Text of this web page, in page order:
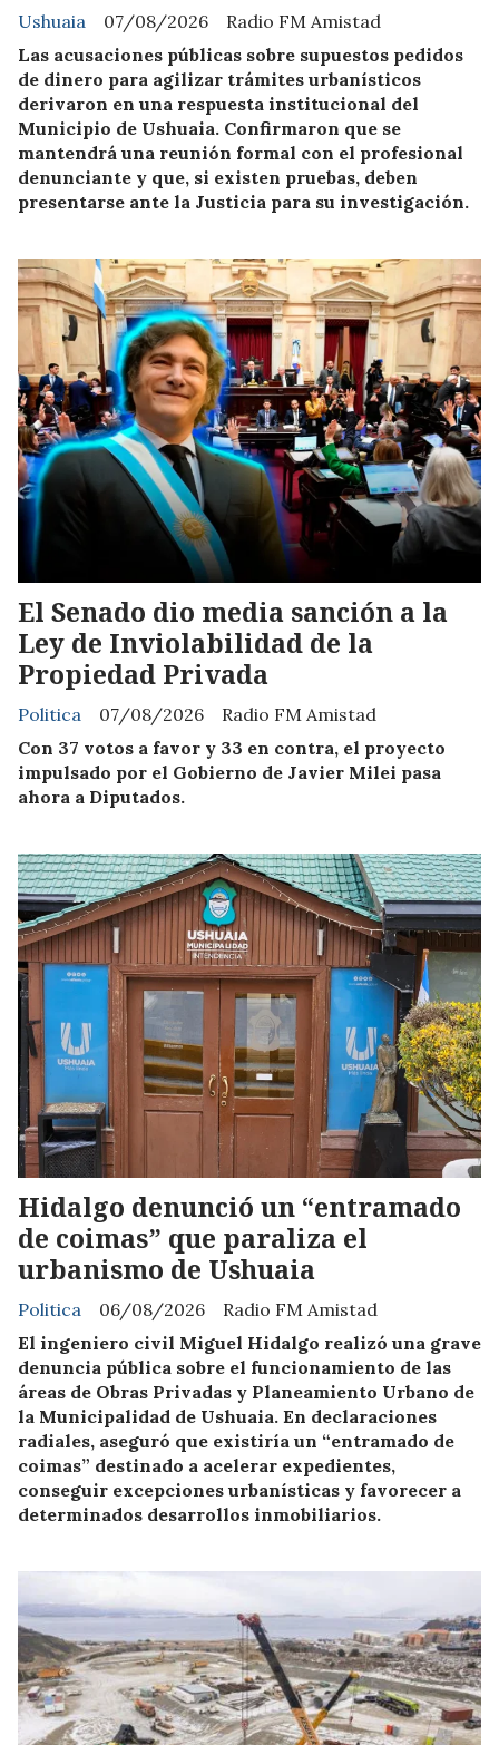
Radio FM Amistad
Ushuaia
07/08/2026
Las acusaciones públicas sobre supuestos pedidos
de dinero para agilizar trámites urbanísticos
derivaron en una respuesta institucional del
Municipio de Ushuaia. Confirmaron que se
mantendrá una reunión formal con el profesional
denunciante y que, si existen pruebas, deben
presentarse ante la Justicia para su investigación.
El Senado dio media sanción a la
Ley de Inviolabilidad de la
Propiedad Privada
Radio FM Amistad
Politica
07/08/2026
Con 37 votos a favor y 33 en contra, el proyecto
impulsado por el Gobierno de Javier Milei pasa
ahora a Diputados.
Hidalgo denunció un “entramado
de coimas” que paraliza el
urbanismo de Ushuaia
Radio FM Amistad
Politica
06/08/2026
El ingeniero civil Miguel Hidalgo realizó una grave
denuncia pública sobre el funcionamiento de las
áreas de Obras Privadas y Planeamiento Urbano de
la Municipalidad de Ushuaia. En declaraciones
radiales, aseguró que existiría un “entramado de
coimas” destinado a acelerar expedientes,
conseguir excepciones urbanísticas y favorecer a
determinados desarrollos inmobiliarios.